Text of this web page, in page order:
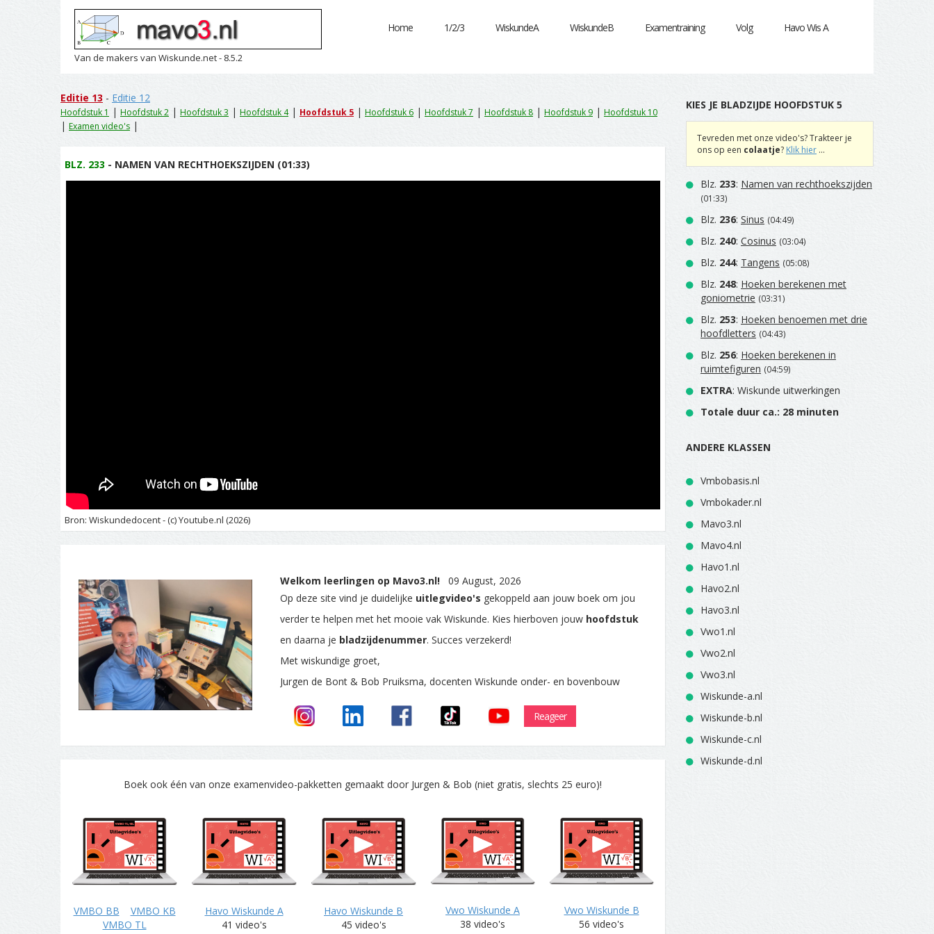
Van de makers van Wiskunde.net - 8.5.2
Home 1/2/3 WiskundeA WiskundeB Examentraining Volg Havo Wis A
Editie 13 - Editie 12
Hoofdstuk 1 | Hoofdstuk 2 | Hoofdstuk 3 | Hoofdstuk 4| Hoofdstuk 5 | Hoofdstuk 6 | Hoofdstuk 7 | Hoofdstuk 8 | Hoofdstuk 9 | Hoofdstuk 10
| Examen video's |
BLZ. 233 - NAMEN VAN RECHTHOEKSZIJDEN (01:33)
Bron: Wiskundedocent - (c) Youtube.nl (2026)
Welkom leerlingen op Mavo3.nl!
09 August, 2026
Op deze site vind je duidelijke uitlegvideo's gekoppeld aan jouw boek om jou
verder te helpen met het mooie vak Wiskunde. Kies hierboven jouw hoofdstuk
en daarna je bladzijdenummer. Succes verzekerd!
Met wiskundige groet,
Jurgen de Bont & Bob Pruiksma, docenten Wiskunde onder- en bovenbouw
Reageer
Boek ook één van onze examenvideo-pakketten gemaakt door Jurgen & Bob (niet gratis, slechts 25 euro)!
VMBO BB
VMBO KB
VMBO TL
Havo Wiskunde A
41 video's
Havo Wiskunde B
45 video's
Vwo Wiskunde A
38 video's
Vwo Wiskunde B
56 video's
KIES JE BLADZIJDE HOOFDSTUK 5
Tevreden met onze video's? Trakteer je
ons op een colaatje? Klik hier ...
Blz. 233: Namen van rechthoekszijden
(01:33)
Blz. 236: Sinus (04:49)
Blz. 240: Cosinus (03:04)
Blz. 244: Tangens (05:08)
Blz. 248: Hoeken berekenen met
goniometrie (03:31)
Blz. 253: Hoeken benoemen met drie
hoofdletters (04:43)
Blz. 256: Hoeken berekenen in
ruimtefiguren (04:59)
EXTRA: Wiskunde uitwerkingen
Totale duur ca.: 28 minuten
ANDERE KLASSEN
Vmbobasis.nl
Vmbokader.nl
Mavo3.nl
Mavo4.nl
Havo1.nl
Havo2.nl
Havo3.nl
Vwo1.nl
Vwo2.nl
Vwo3.nl
Wiskunde-a.nl
Wiskunde-b.nl
Wiskunde-c.nl
Wiskunde-d.nl